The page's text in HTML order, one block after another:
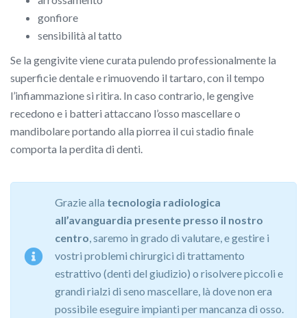
gonfiore
sensibilità al tatto
Se la gengivite viene curata pulendo professionalmente la
superficie dentale e rimuovendo il tartaro, con il tempo
l’infiammazione si ritira. In caso contrario, le gengive
recedono e i batteri attaccano l’osso mascellare o
mandibolare portando alla piorrea il cui stadio finale
comporta la perdita di denti.
Grazie alla tecnologia radiologica
all’avanguardia presente presso il nostro
centro, saremo in grado di valutare, e gestire i
vostri problemi chirurgici di trattamento
estrattivo (denti del giudizio) o risolvere piccoli e
grandi rialzi di seno mascellare, là dove non era
possibile eseguire impianti per mancanza di osso.